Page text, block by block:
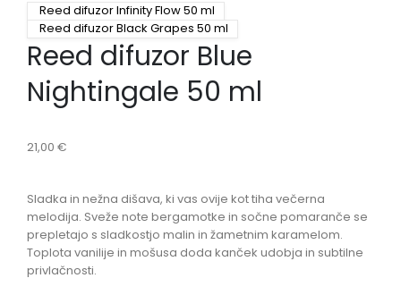
Reed difuzor Infinity Flow 50 ml
Reed difuzor Black Grapes 50 ml
Reed difuzor Blue
Nightingale 50 ml
21,00 €
Sladka in nežna dišava, ki vas ovije kot tiha večerna
melodija. Sveže note bergamotke in sočne pomaranče se
prepletajo s sladkostjo malin in žametnim karamelom.
Toplota vanilije in mošusa doda kanček udobja in subtilne
privlačnosti.